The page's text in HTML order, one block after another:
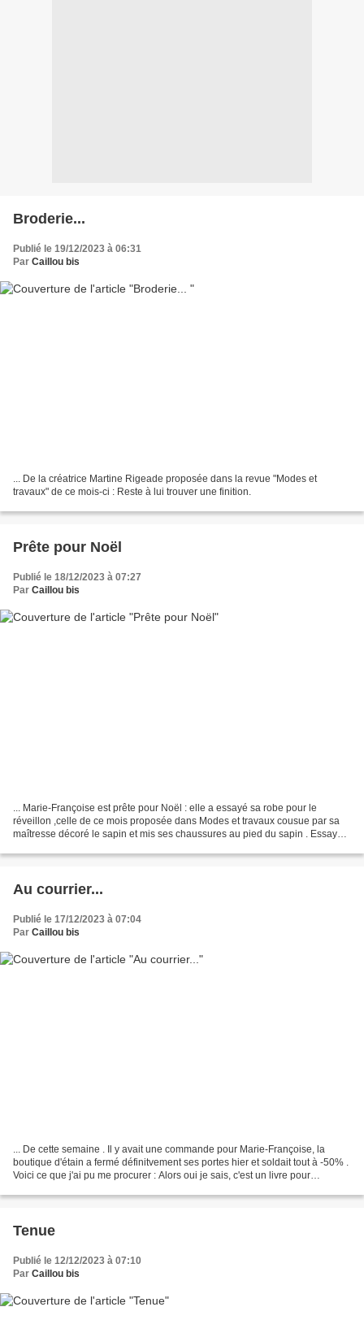
Broderie...
Publié le 19/12/2023 à 06:31
Par Caillou bis
... De la créatrice Martine Rigeade proposée dans la revue "Modes et
travaux" de ce mois-ci : Reste à lui trouver une finition.
Prête pour Noël
Publié le 18/12/2023 à 07:27
Par Caillou bis
... Marie-Françoise est prête pour Noël : elle a essayé sa robe pour le
réveillon ,celle de ce mois proposée dans Modes et travaux cousue par sa
maîtresse décoré le sapin et mis ses chaussures au pied du sapin . Essayé
Au courrier...
Publié le 17/12/2023 à 07:04
Par Caillou bis
... De cette semaine . Il y avait une commande pour Marie-Françoise, la
boutique d'étain a fermé définitvement ses portes hier et soldait tout à -50% .
Voici ce que j'ai pu me procurer : Alors oui je sais, c'est un livre pour
Tenue
Publié le 12/12/2023 à 07:10
Par Caillou bis